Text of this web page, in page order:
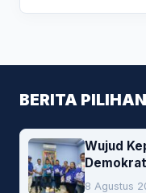
BERITA PILIHAN
Wujud
Darah
8 Agustus